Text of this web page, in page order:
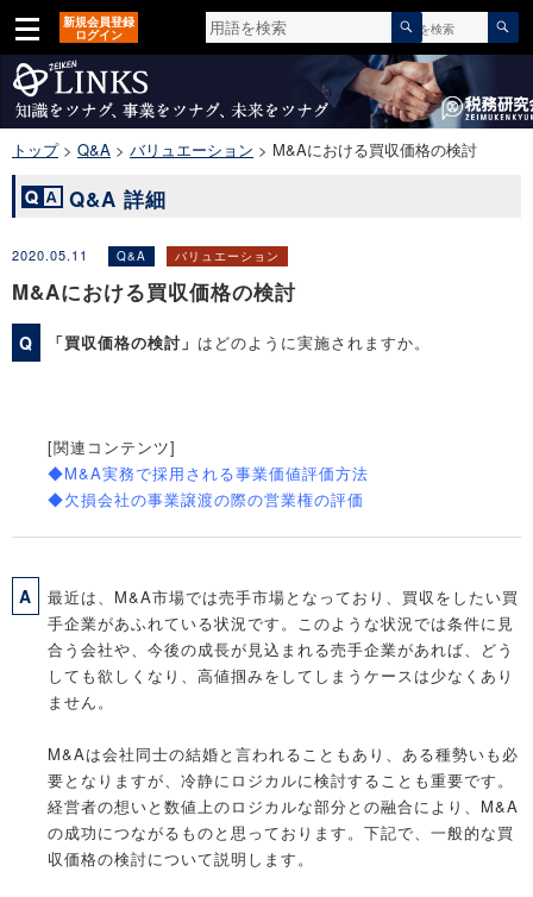
新規会員登録
ログイン カテゴリ 検
対
象:
検
索
開
始
トップ> Q&A > バリュエーション > M&Aにおける買収価格の検討
Q&A 詳細
2020.05.11 Q&A バリュエーション
M&Aにおける買収価格の検討
Q 「買収価格の検討」 はどのように実施されますか。
[関連コンテンツ]
◆M&A実務で採用される事業価値評価方法
◆欠損会社の事業譲渡の際の営業権の評価
A
最近は、M&A市場では売手市場となっており、買収をしたい買
手企業があふれている状況です。このような状況では条件に見
合う会社や、今後の成長が見込まれる売手企業があれば、どう
しても欲しくなり、高値掴みをしてしまうケースは少なくあり
ません。
M&Aは会社同士の結婚と言われることもあり、ある種勢いも必
要となりますが、冷静にロジカルに検討することも重要です。
経営者の想いと数値上のロジカルな部分との融合により、M&A
の成功につながるものと思っております。下記で、一般的な買
収価格の検討について説明します。